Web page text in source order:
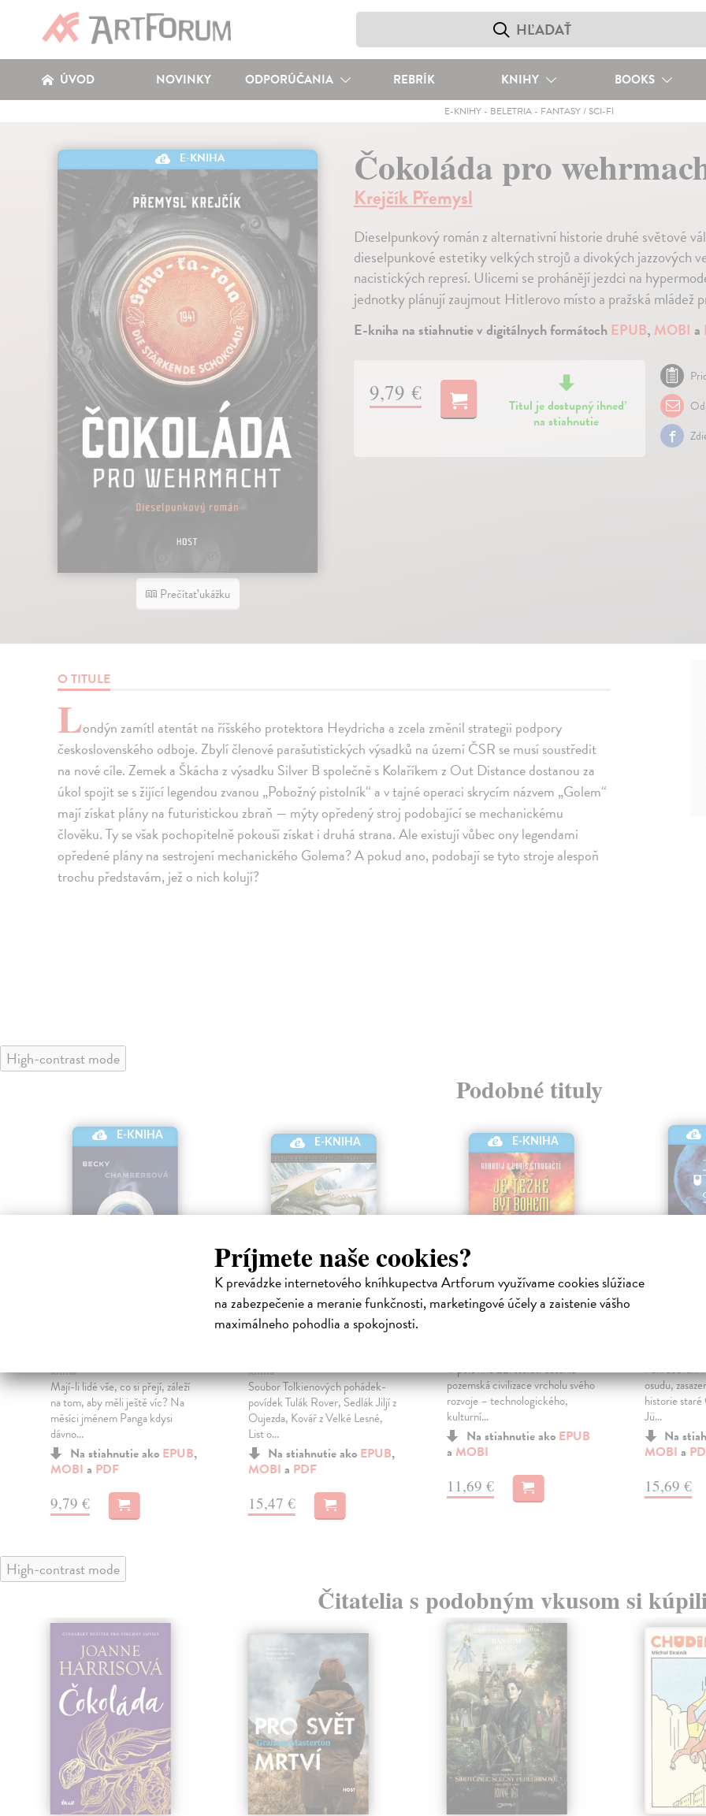
Príjmete naše cookies?
K prevádzke internetového kníhkupectva Artforum využívame cookies slúžiace
na zabezpečenie a meranie funkčnosti, marketingové účely a zaistenie vášho
maximálneho pohodlia a spokojnosti.
ÚVOD NOVINKY ODPORÚČANIA REBRÍK KNIHY BOOKS
E-KNIHY - BELETRIA - FANTASY / SCI-FI
E-KNIHA
Prečítať ukážku
Čokoláda pro
Krejčík Přemysl
Dieselpunkový román z alternativní historie druhé světové
dieselpunkové estetiky velkých strojů a divokých jazzových
nacistických represí. Ulicemi se prohánějí jezdci na
jednotky plánují zaujmout Hitlerovo místo a pražská mládež
E-kniha na stiahnutie v digitálnych formátoch EPUB, MOBI a
9,79 €
Titul je dostupný ihneď
na stiahnutie
O TITULE
Londýn zamítl atentát na říšského protektora Heydricha a zcela změnil strategii podpory
československého odboje. Zbylí členové parašutistických výsadků na území ČSR se musí soustředit
na nové cíle. Zemek a Škácha z výsadku Silver B společně s Kolaříkem z Out Distance dostanou za
úkol spojit se s žijící legendou zvanou „Pobožný pistolník“ a v tajné operaci skrycím názvem „Golem“
mají získat plány na futuristickou zbraň — mýty opředený stroj podobající se mechanickému
člověku. Ty se však pochopitelně pokouší získat i druhá strana. Ale existují vůbec ony legendami
opředené plány na sestrojení mechanického Golema? A pokud ano, podobají se tyto stroje alespoň
trochu představám, jež o nich kolují?
High-contrast mode
Podobné tituly
E-KNIHA
kniha
Mají-li lidé vše, co si přejí, záleží
na tom, aby měli ještě víc? Na
měsíci jménem Panga kdysi
dávno...
Na stiahnutie ako EPUB,
MOBI a PDF
9,79 €
E-KNIHA
Příběhy z
nebezpečné říše
kniha
Soubor Tolkienových pohádek-
povídek Tulák Rover, Sedlák Jiljí z
Oujezda, Kovář z Velké Lesné,
List o...
Na stiahnutie ako EPUB,
MOBI a PDF
15,47 €
E-KNIHA
V polovině 22. století dosáhla
pozemská civilizace vrcholu svého
rozvoje – technologického,
kulturní...
Na stiahnutie ako EPUB
a MOBI
11,69 €
Jenž
Parker-
Pokračování
osudu,
historie
Jü...
Na
MOBI a
15,69 €
High-contrast mode
Čitatelia s podobným vkusom si